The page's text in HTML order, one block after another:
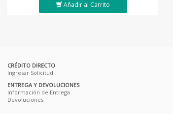
Añadir al Carrito
CRÉDITO DIRECTO
Ingresar Solicitud
ENTREGA Y DEVOLUCIONES
Información de Entrega
Devoluciones